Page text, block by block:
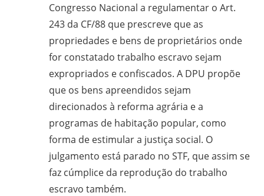
Congresso Nacional a regulamentar o Art.
243 da CF/88 que prescreve que as
propriedades e bens de proprietários onde
for constatado trabalho escravo sejam
expropriados e confiscados. A DPU propõe
que os bens apreendidos sejam
direcionados à reforma agrária e a
programas de habitação popular, como
forma de estimular a justiça social. O
julgamento está parado no STF, que assim se
faz cúmplice da reprodução do trabalho
escravo também.